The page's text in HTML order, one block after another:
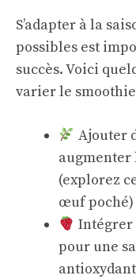
S’adapter à la
possibles est
succès. Voici
varier le smoothie
Ajouter
augmenter
(explorez
œuf poché)
Intégrer
pour une